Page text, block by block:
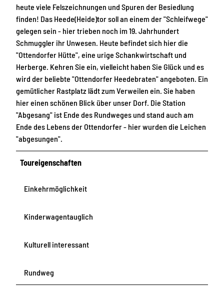
heute viele Felszeichnungen und Spuren der Besiedlung
finden! Das Heede(Heide)tor soll an einem der "Schleifwege"
gelegen sein - hier trieben noch im 19. Jahrhundert
Schmuggler ihr Unwesen. Heute befindet sich hier die
"Ottendorfer Hütte", eine urige Schankwirtschaft und
Herberge. Kehren Sie ein, vielleicht haben Sie Glück und es
wird der beliebte "Ottendorfer Heedebraten" angeboten. Ein
gemütlicher Rastplatz lädt zum Verweilen ein. Sie haben
hier einen schönen Blick über unser Dorf. Die Station
"Abgesang" ist Ende des Rundweges und stand auch am
Ende des Lebens der Ottendorfer - hier wurden die Leichen
"abgesungen".
Toureigenschaften
Einkehrmöglichkeit
Kinderwagentauglich
Kulturell interessant
Rundweg